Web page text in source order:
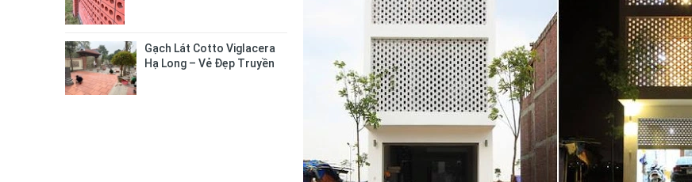
Gạch Lát Cotto Viglacera
Hạ Long – Vẻ Đẹp Truyền